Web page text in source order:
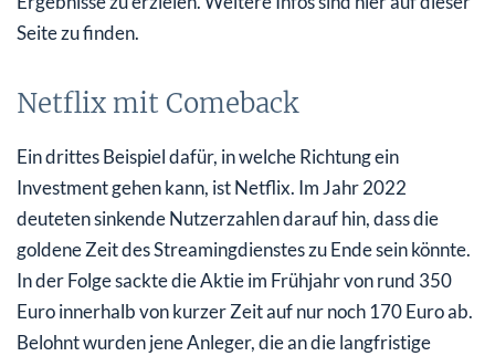
Seite zu finden.
Netflix mit Comeback
Ein drittes Beispiel dafür, in welche Richtung ein
Investment gehen kann, ist Netflix. Im Jahr 2022
deuteten sinkende Nutzerzahlen darauf hin, dass die
goldene Zeit des Streamingdienstes zu Ende sein könnte.
In der Folge sackte die Aktie im Frühjahr von rund 350
Euro innerhalb von kurzer Zeit auf nur noch 170 Euro ab.
Belohnt wurden jene Anleger, die an die langfristige